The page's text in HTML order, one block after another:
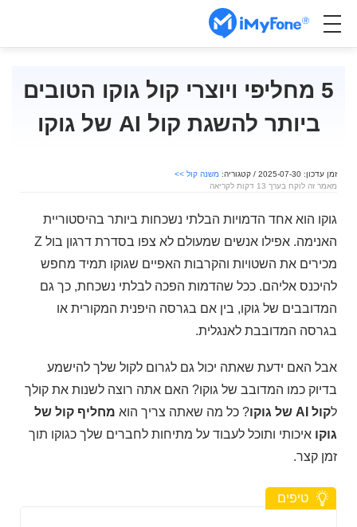
5 מחליפי ויוצרי קול גוקו הטובים
ביותר להשגת קול AI של גוקו
זמן עדכון: 2025-07-30 / קטגוריה:
משנה קול >>
מאמר זה לוקח בערך 13 דקות לקריאה
גוקו הוא אחד הדמויות הבלתי נשכחות ביותר בהיסטוריית
האנימה. אפילו אנשים שמעולם לא צפו בסדרת דרגון בול Z
מכירים את השטויות והקרבות האפיים שגוקו תמיד מחפש
להיכנס אליהם. ככל שהדמות הפכה לבלתי נשכחת, כך גם
המדובבים של גוקו, בין אם בגרסה היפנית המקורית או
בגרסה המדובבת לאנגלית.
אבל האם ידעת שאתה יכול גם לגרום לקול שלך להישמע
בדיוק כמו המדובב של גוקו? האם אתה רוצה לשנות את קולך
לקול AI של גוקו ? כל מה שאתה צריך הוא מחליף קול של
גוקו איכותי ותוכל לעבוד על מתיחות לחברים שלך כגוקו תוך
זמן קצר.
טיפים